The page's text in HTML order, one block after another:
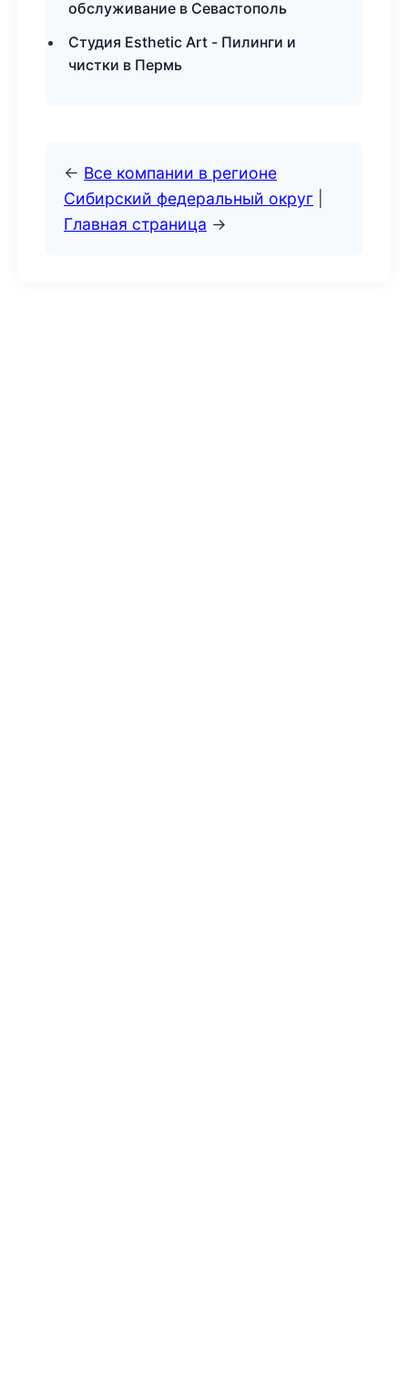
обслуживание в Севастополь
Студия Esthetic Art - Пилинги и
чистки в Пермь
← Все компании в регионе
Сибирский федеральный округ
Главная страница →